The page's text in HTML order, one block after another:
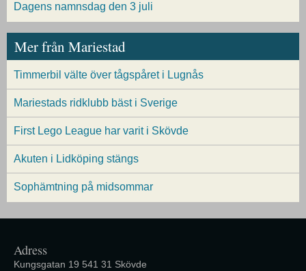
Dagens namnsdag den 3 juli
Mer från Mariestad
Timmerbil välte över tågspåret i Lugnås
Mariestads ridklubb bäst i Sverige
First Lego League har varit i Skövde
Akuten i Lidköping stängs
Sophämtning på midsommar
Adress
Kungsgatan 19 541 31 Skövde